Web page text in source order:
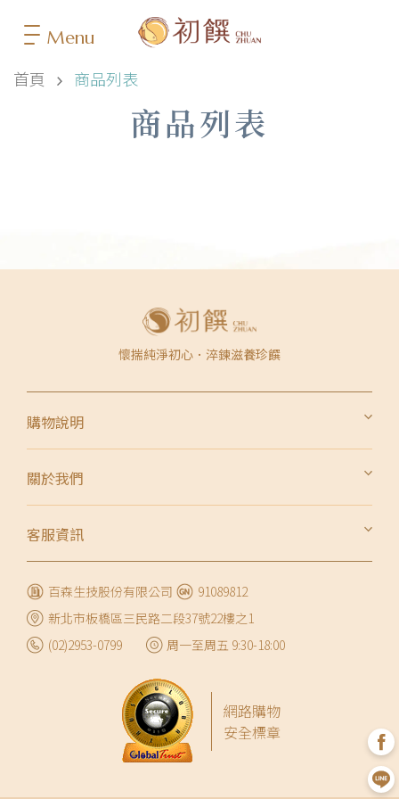
Menu
首頁 商品列表
商品列表
懷揣純淨初心．淬鍊滋養珍饌
購物說明
會員權利與義務
會員隱私權條款
關於我們
品牌故事
鯛魚精營養
客服資訊
常見問題
聯絡我們
企業合作
百森生技股份有限公司
91089812
新北市板橋區三民路二段37號22樓之1
(02)2953-0799
周一至周五 9:30-18:00
網路購物
安全標章